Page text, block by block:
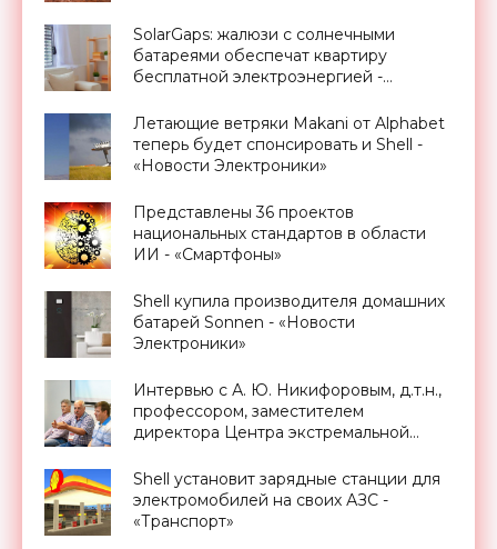
Электроники»
SolarGaps: жалюзи с солнечными
батареями обеспечат квартиру
бесплатной электроэнергией -
Летающие ветряки Makani от Alphabet
теперь будет спонсировать и Shell -
«Новости Электроники»
Представлены 36 проектов
национальных стандартов в области
ИИ - «Смартфоны»
Shell купила производителя домашних
батарей Sonnen - «Новости
Электроники»
Интервью с А. Ю. Никифоровым, д.т.н.,
профессором, заместителем
директора Центра экстремальной
МИФИ - «Смартфоны»
Shell установит зарядные станции для
электромобилей на своих АЗС -
«Транспорт»